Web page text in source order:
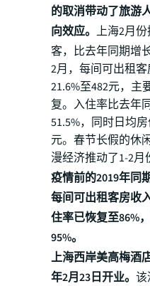
的取消带动了旅游
向效应。 上海2月
客，比去年同期增
2月，每间可出租
21.6%至482元，主
复。入住率比去年
51.5%，同时日均
元。春节长假的休
漫经济推动了1-2月
疫情前的2019年同
每间可出租客房收
住率已恢复至86%
95%。
上海西岸美高梅酒
年2月23日开业。 该